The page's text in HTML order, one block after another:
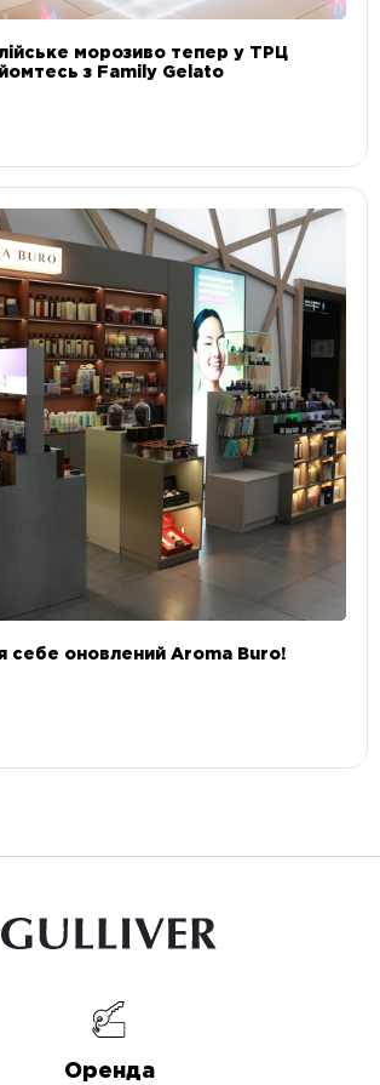
морозиво тепер у ТРЦ
з Family Gelato
себе оновлений Aroma Buro! ⠀
Оренда